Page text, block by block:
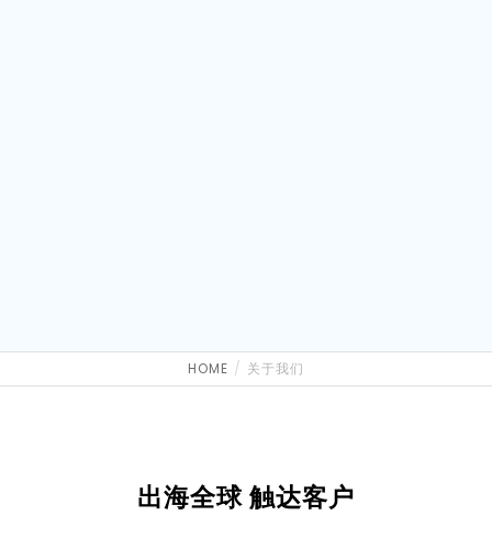
HOME 关于我们
出海全球 触达客户